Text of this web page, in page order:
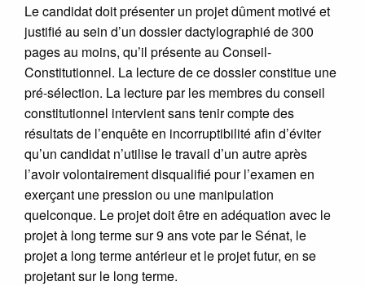
Le candidat doit présenter un projet dûment motivé et
justifié au sein d’un dossier dactylographié de 300
pages au moins, qu’il présente au Conseil-
Constitutionnel. La lecture de ce dossier constitue une
pré-sélection. La lecture par les membres du conseil
constitutionnel intervient sans tenir compte des
résultats de l’enquête en incorruptibilité afin d’éviter
qu’un candidat n’utilise le travail d’un autre après
l’avoir volontairement disqualifié pour l’examen en
exerçant une pression ou une manipulation
quelconque. Le projet doit être en adéquation avec le
projet à long terme sur 9 ans vote par le Sénat, le
projet a long terme antérieur et le projet futur, en se
projetant sur le long terme.